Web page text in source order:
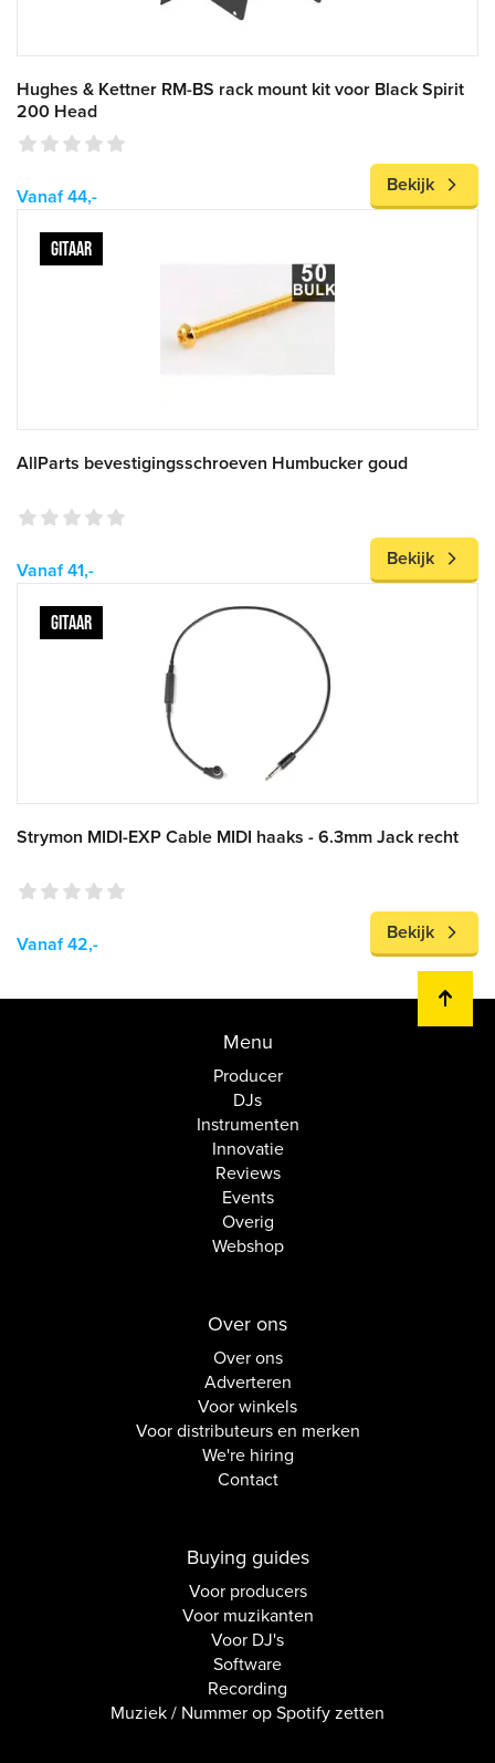
Hughes & Kettner RM-BS rack mount kit voor Black Spirit
200 Head
Vanaf 44,-
Bekijk
GITAAR
AllParts bevestigingsschroeven Humbucker goud
Vanaf 41,-
Bekijk
GITAAR
Strymon MIDI-EXP Cable MIDI haaks - 6.3mm Jack recht
Vanaf 42,-
Bekijk
Menu
Producer
DJs
Instrumenten
Innovatie
Reviews
Events
Overig
Webshop
Over ons
Over ons
Adverteren
Voor winkels
Voor distributeurs en merken
We're hiring
Contact
Buying guides
Voor producers
Voor muzikanten
Voor DJ's
Software
Recording
Muziek / Nummer op Spotify zetten